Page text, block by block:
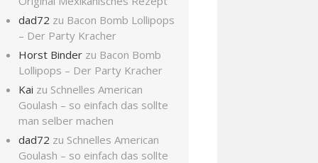
dad72 zu Bacon Bomb Lollipops
– Der Party Kracher
Horst Binder zu Bacon Bomb
Lollipops – Der Party Kracher
Kai zu Schnelles American
Goulash – so einfach das sollte
man selber machen
dad72 zu Schnelles American
Goulash – so einfach das sollte